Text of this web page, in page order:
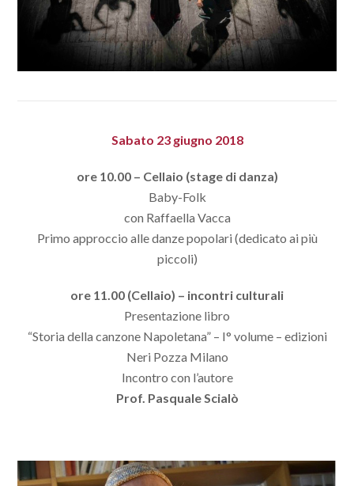
Sabato 23 giugno 2018
ore 10.00 – Cellaio (stage di danza)
Baby-Folk
con Raffaella Vacca
Primo approccio alle danze popolari (dedicato ai più
piccoli)
ore 11.00 (Cellaio) – incontri culturali
Presentazione libro
“Storia della canzone Napoletana” – I° volume – edizioni
Neri Pozza Milano
Incontro con l’autore
Prof. Pasquale Scialò